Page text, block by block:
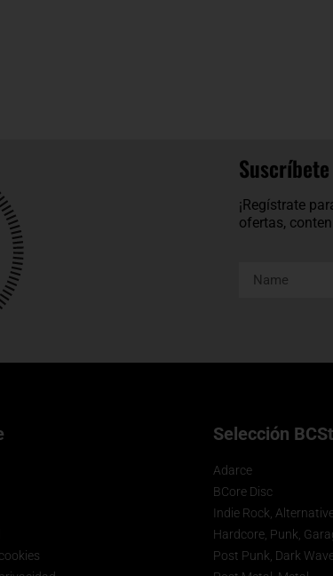
¡Regístrate
ofertas,
Selección
Adarce
BCore Disc
Indie Rock,
Hardcore, Punk,
Post Punk, Dark